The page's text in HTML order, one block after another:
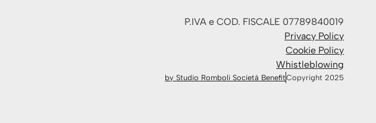
P.IVA e COD. FISCALE 07789840019
Privacy Policy
Cookie Policy
Whistleblowing
by Studio Romboli Società BenefitCopyright 2025